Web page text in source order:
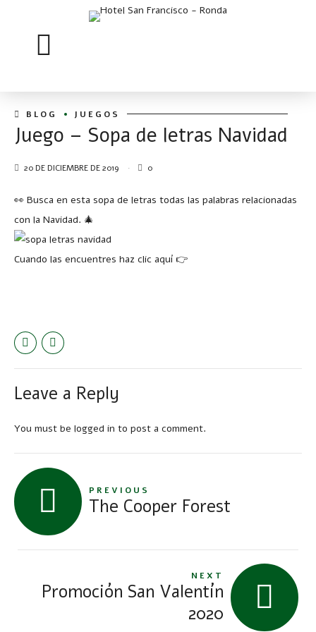
BLOG JUEGOS
Juego – Sopa de letras Navidad
20 DE DICIEMBRE DE 2019 0
👀 Busca en esta sopa de letras todas las palabras relacionadas
con la Navidad. 🎄
Cuando las encuentres haz clic aquí 👉
Leave a Reply
You must be logged in to post a comment.
PREVIOUS
The Cooper Forest
NEXT
Promoción San Valentín
2020